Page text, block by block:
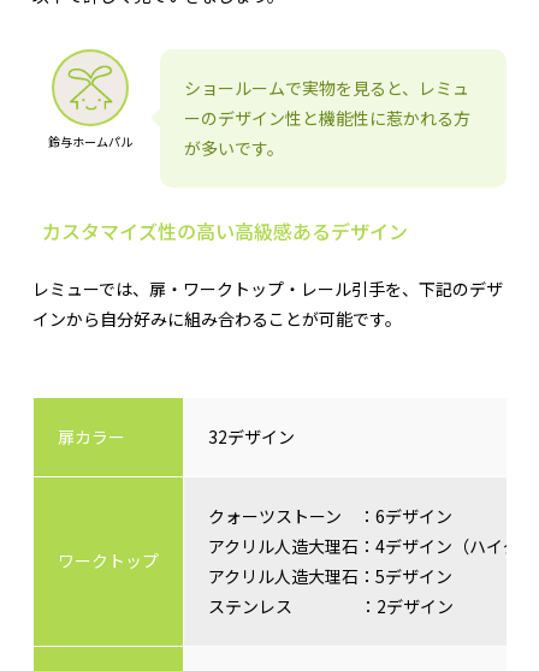
鈴与ホームパル
ショールームで実物を見ると、レミュ
ーのデザイン性と機能性に惹かれる方
が多いです。
カスタマイズ性の高い高級感あるデザイン
レミューでは、扉・ワークトップ・レール引手を、下記のデザ
インから自分好みに組み合わることが可能です。
扉カラー 32デザイン
ワークトップ
クォーツストーン ：6デザイン
アクリル人造大理石：4デザイン（ハイグ
アクリル人造大理石：5デザイン
ステンレス ：2デザイン